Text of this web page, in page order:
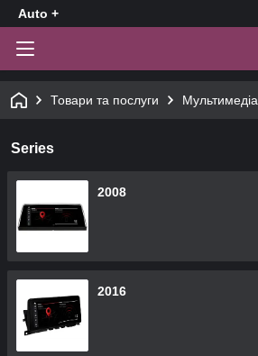
Auto +
Товари та послуги Мультимедіа
Series
2008
2016